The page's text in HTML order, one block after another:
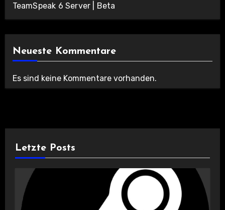
TeamSpeak 6 Server | Beta
Neueste Kommentare
Es sind keine Kommentare vorhanden.
Letzte Posts